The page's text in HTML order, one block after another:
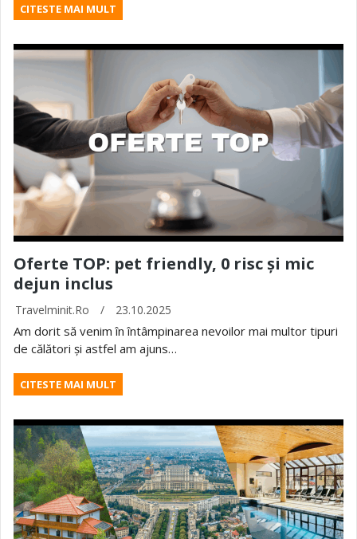
CITESTE MAI MULT
Oferte TOP: pet friendly, 0 risc și mic
dejun inclus
Travelminit.ro / 23.10.2025
Am dorit să venim în întâmpinarea nevoilor mai multor tipuri
de călători și astfel am ajuns…
CITESTE MAI MULT